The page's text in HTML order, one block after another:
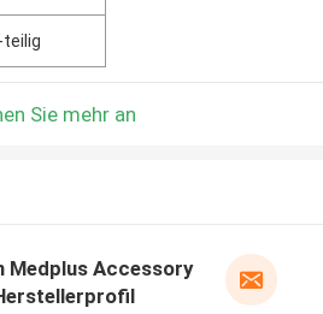
teilig
Sie mehr an
Medplus Accessory